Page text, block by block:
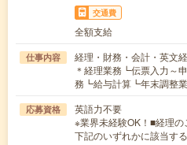
交通費
全額支給
仕事内容
経理・財務・会計・英文
＊経理業務┗伝票入力～
務┗給与計算┗年末調整
応募資格
英語力不要
※業界未経験OK！■経理
下記のいずれかに該当す